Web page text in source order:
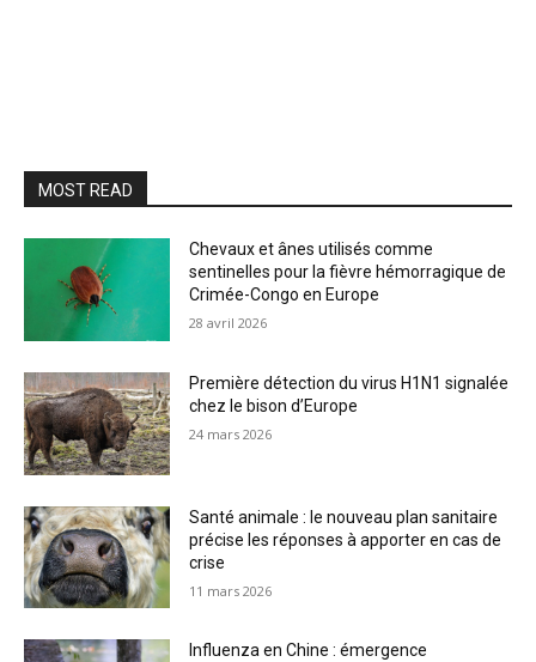
MOST READ
Chevaux et ânes utilisés comme
sentinelles pour la fièvre hémorragique de
Crimée-Congo en Europe
28 avril 2026
Première détection du virus H1N1 signalée
chez le bison d’Europe
24 mars 2026
Santé animale : le nouveau plan sanitaire
précise les réponses à apporter en cas de
crise
11 mars 2026
Influenza en Chine : émergence